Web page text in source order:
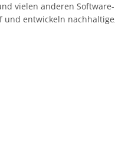
vielen anderen
entwickeln